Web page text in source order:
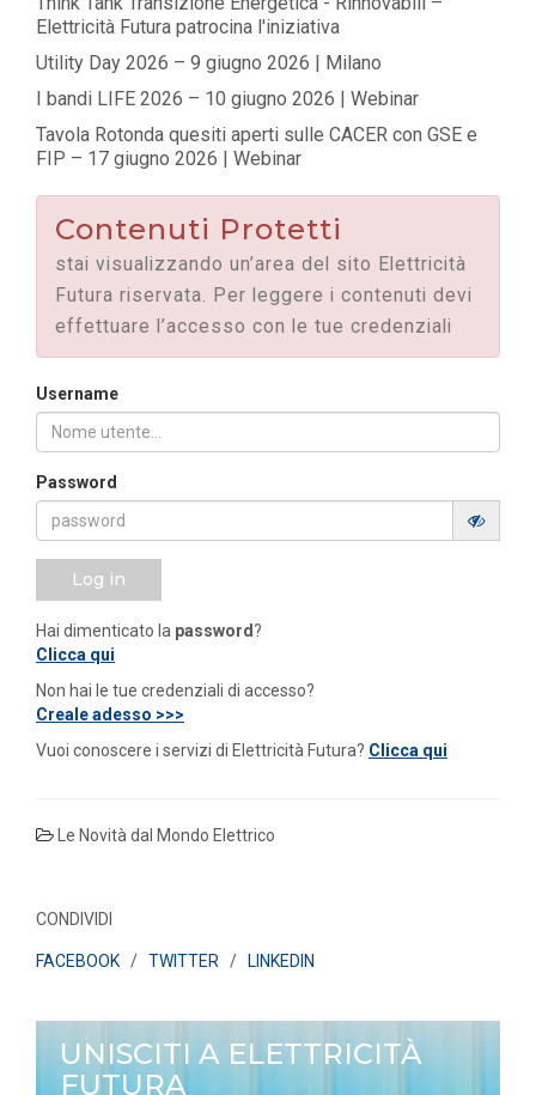
Elettricità Futura patrocina l'iniziativa
Utility Day 2026 – 9 giugno 2026 | Milano
I bandi LIFE 2026 – 10 giugno 2026 | Webinar
Tavola Rotonda quesiti aperti sulle CACER con GSE e
FIP – 17 giugno 2026 | Webinar
Contenuti Protetti
stai visualizzando un’area del sito Elettricità
Futura riservata. Per leggere i contenuti devi
effettuare l’accesso con le tue credenziali
Username
Password
Log in
Hai dimenticato la password ?
Clicca qui
Non hai le tue credenziali di accesso?
Creale adesso >>>
Vuoi conoscere i servizi di Elettricità Futura? Clicca qui
Le Novità dal Mondo Elettrico
CONDIVIDI
FACEBOOK / TWITTER / LINKEDIN
UNISCITI A ELETTRICITÀ
FUTURA